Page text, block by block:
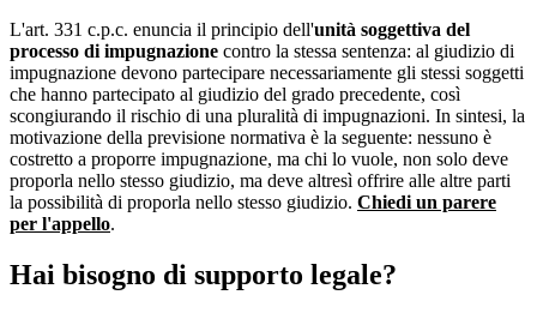
L'art. 331 c.p.c. enuncia il principio dell'unità soggettiva del
processo di impugnazione contro la stessa sentenza: al giudizio di
impugnazione devono partecipare necessariamente gli stessi soggetti
che hanno partecipato al giudizio del grado precedente, così
scongiurando il rischio di una pluralità di impugnazioni. In sintesi, la
motivazione della previsione normativa è la seguente: nessuno è
costretto a proporre impugnazione, ma chi lo vuole, non solo deve
proporla nello stesso giudizio, ma deve altresì offrire alle altre parti
la possibilità di proporla nello stesso giudizio. Chiedi un parere
per l'appello.
Hai bisogno di supporto legale?